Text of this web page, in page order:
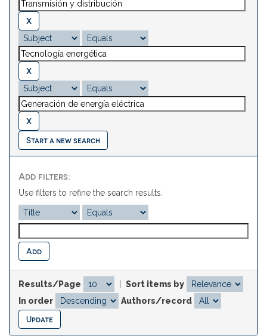
Start a new search
Add filters:
Use filters to refine the search results.
Results/Page
Sort items by
In order
Authors/record